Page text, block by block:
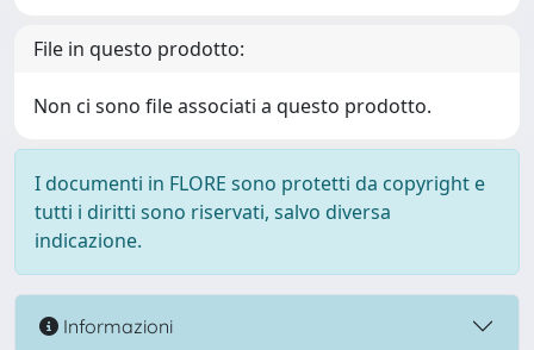
File in questo prodotto:
Non ci sono file associati a questo prodotto.
I documenti in FLORE sono protetti da copyright e
tutti i diritti sono riservati, salvo diversa
indicazione.
Informazioni